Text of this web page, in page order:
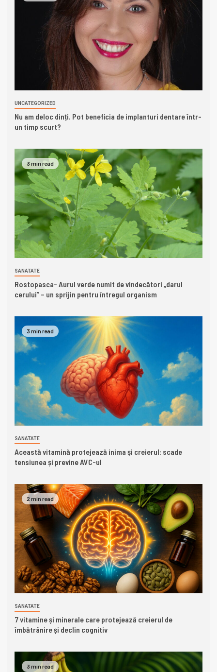
UNCATEGORIZED
Nu am deloc dinți. Pot beneficia de implanturi dentare într-
un timp scurt?
3 min read
SANATATE
Rostopasca- Aurul verde numit de vindecători „darul
cerului” – un sprijin pentru întregul organism
3 min read
SANATATE
Această vitamină protejează inima și creierul: scade
tensiunea și previne AVC-ul
2 min read
SANATATE
7 vitamine și minerale care protejează creierul de
îmbătrânire și declin cognitiv
3 min read